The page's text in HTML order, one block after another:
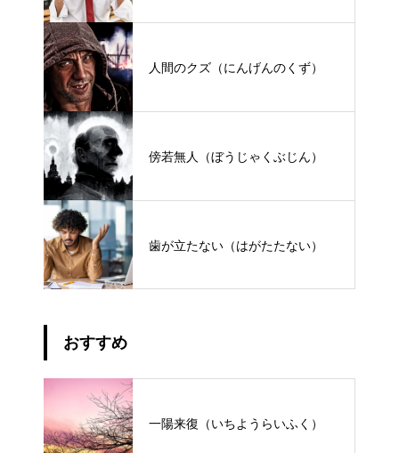
人間のクズ（にんげんのくず）
傍若無人（ぼうじゃくぶじん）
歯が立たない（はがたたない）
おすすめ
一陽来復（いちようらいふく）